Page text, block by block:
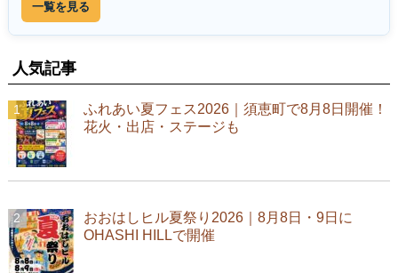
一覧を見る
人気記事
ふれあい夏フェス2026｜須恵町で8月8日開催！
花火・出店・ステージも
おおはしヒル夏祭り2026｜8月8日・9日に
OHASHI HILLで開催